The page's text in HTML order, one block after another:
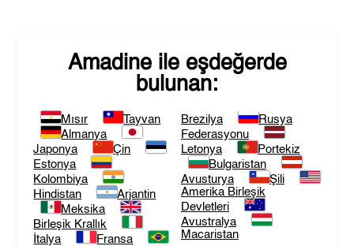
Amadineile eşdeğerde
bulunan:
Mısır
Tayvan
Almanya
Japonya
Çin
Estonya
Kolombiya
Hindistan
Arjantin
Meksika
Birleşik Krallık
İtalya
Fransa
Brezilya
Rusya
Federasyonu
Letonya
Portekiz
Bulgaristan
Avusturya
Şili
Amerika Birleşik
Devletleri
Avustralya
Macaristan